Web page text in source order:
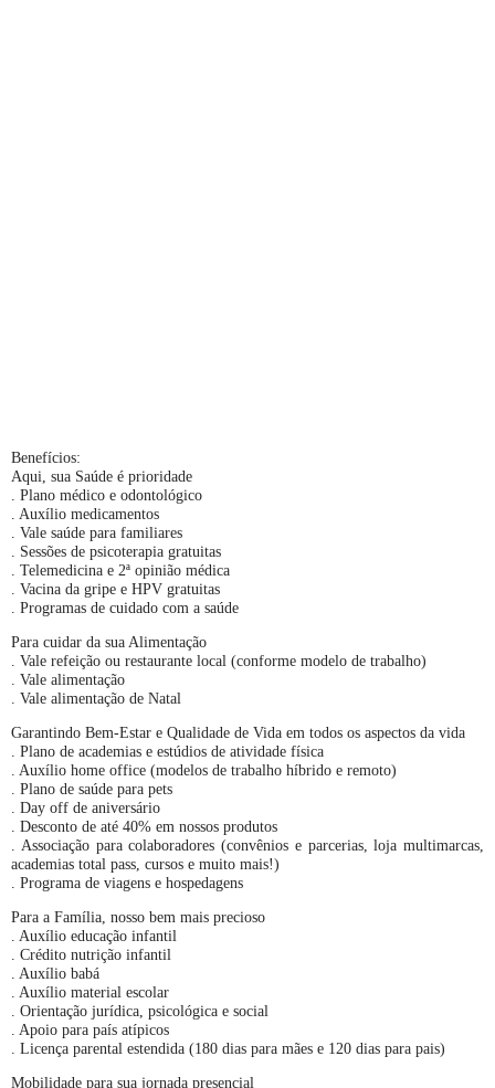
Benefícios:
Aqui, sua Saúde é prioridade
. Plano médico e odontológico
. Auxílio medicamentos
. Vale saúde para familiares
. Sessões de psicoterapia gratuitas
. Telemedicina e 2ª opinião médica
. Vacina da gripe e HPV gratuitas
. Programas de cuidado com a saúde
Para cuidar da sua Alimentação
. Vale refeição ou restaurante local (conforme modelo de trabalho)
. Vale alimentação
. Vale alimentação de Natal
Garantindo Bem-Estar e Qualidade de Vida em todos os aspectos da vida
. Plano de academias e estúdios de atividade física
. Auxílio home office (modelos de trabalho híbrido e remoto)
. Plano de saúde para pets
. Day off de aniversário
. Desconto de até 40% em nossos produtos
. Associação para colaboradores (convênios e parcerias, loja multimarcas,
academias total pass, cursos e muito mais!)
. Programa de viagens e hospedagens
Para a Família, nosso bem mais precioso
. Auxílio educação infantil
. Crédito nutrição infantil
. Auxílio babá
. Auxílio material escolar
. Orientação jurídica, psicológica e social
. Apoio para país atípicos
. Licença parental estendida (180 dias para mães e 120 dias para pais)
Mobilidade para sua jornada presencial